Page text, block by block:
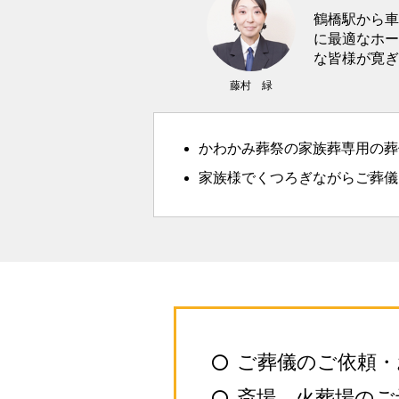
藤村 緑
鶴橋駅から
に最適なホ
な皆様が寛
かわかみ葬祭の家族葬専用の
家族様でくつろぎながらご葬
● ご葬儀のご依頼